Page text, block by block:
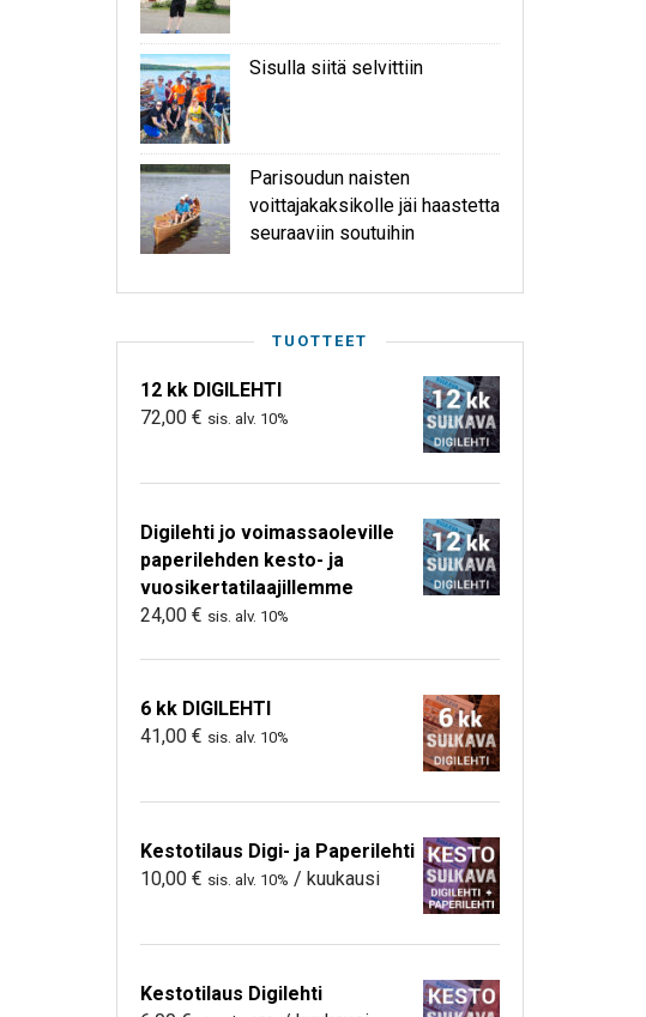
Sisulla siitä selvittiin
Parisoudun naisten
voittajakaksikolle jäi haastetta
seuraaviin soutuihin
TUOTTEET
12 kk DIGILEHTI
72,00 € sis. alv. 10%
Digilehti jo voimassaoleville
paperilehden kesto- ja
vuosikertatilaajillemme
24,00 € sis. alv. 10%
6 kk DIGILEHTI
41,00 € sis. alv. 10%
Kestotilaus Digi- ja Paperilehti
10,00 € sis. alv. 10% / kuukausi
Kestotilaus Digilehti